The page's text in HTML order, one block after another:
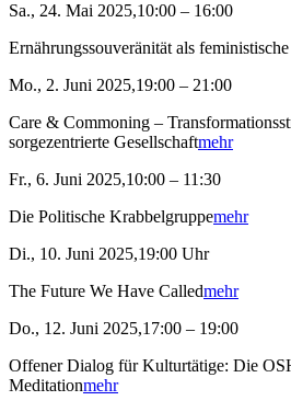
Sa., 24. Mai 2025,10:00 – 16:00
Ernährungssouveränität als
Mo., 2. Juni 2025,19:00 – 21:00
Care & Commoning –
sorgezentrierte Gesellschaftmehr
Fr., 6. Juni 2025,10:00 – 11:30
Die Politische Krabbelgruppemehr
Di., 10. Juni 2025,19:00 Uhr
The Future We Have Calledmehr
Do., 12. Juni 2025,17:00 – 19:00
Offener Dialog für Kulturtätige: Die
Meditationmehr